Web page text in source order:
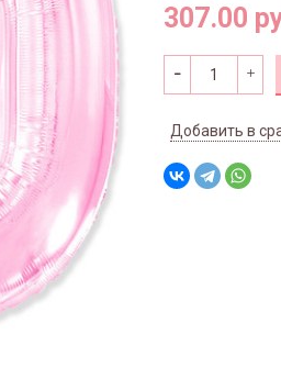
307.00
Добавить в